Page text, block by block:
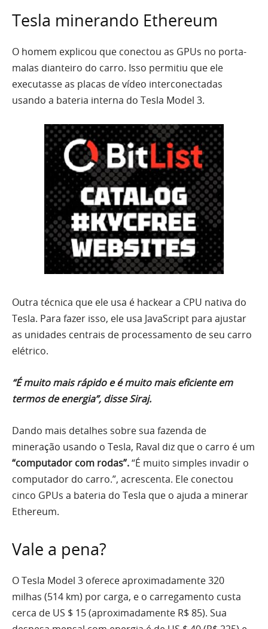
Tesla minerando Ethereum
O homem explicou que conectou as GPUs no porta-
malas dianteiro do carro. Isso permitiu que ele
executasse as placas de vídeo interconectadas
usando a bateria interna do Tesla Model 3.
Outra técnica que ele usa é hackear a CPU nativa do
Tesla. Para fazer isso, ele usa JavaScript para ajustar
as unidades centrais de processamento de seu carro
elétrico.
“É muito mais rápido e é muito mais eficiente em
termos de energia”, disse Siraj.
Dando mais detalhes sobre sua fazenda de
mineração usando o Tesla, Raval diz que o carro é um
“computador com rodas”.“É muito simples invadir o
computador do carro.”, acrescenta. Ele conectou
cinco GPUs a bateria do Tesla que o ajuda a minerar
Ethereum.
Vale a pena?
O Tesla Model 3 oferece aproximadamente 320
milhas (514 km) por carga, e o carregamento custa
cerca de US $ 15 (aproximadamente R$ 85). Sua